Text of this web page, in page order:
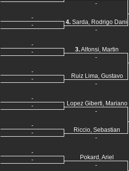
-
-
-
-
-
-
-
-
-
-
-
-
-
4. Sarda, Rodrigo Daniel
-
3.Alfonsi, Martin
-
Ruiz Lima, Gustavo
-
Lopez Giberti, Mariano
-
Riccio, Sebastian
-
Pokard, Ariel
-